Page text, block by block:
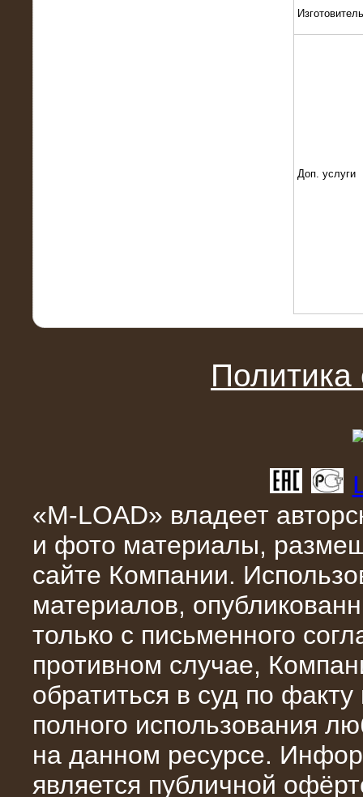
10.04.2015
Аренда нагрузочного модуля 4 МВт,
10 кВ
28.02.2015
Нагрузочные модули 700 кВт (4
штуки)
Изготовитель
Доп. услуги
«M-LOAD» владеет
и фото материалы,
сайте Компании.
материалов,
только с письменного
противном случае,
обратиться в суд по
полного использования
на данном ресурсе.
является публичной